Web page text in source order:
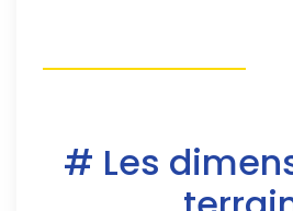
# Les